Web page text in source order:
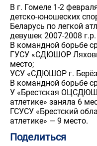
В г. Гомеле 1-2
детско-юношеских
Беларусь по легкой
девушек 2007-2008 г.р.
В командной борьбе
ГУСУ «СДЮШОР
место;
УСУ «СДЮШОР г.
В командной борьбе
У «Брестская
атлетике» заняла 6
ГСУСУ «Брестский
атлетике» — 9 место.
Поделиться